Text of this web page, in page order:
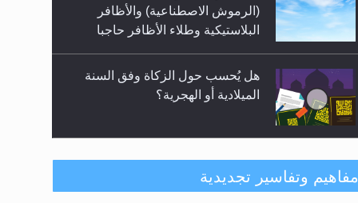
(الرموش الاصطناعية) والأظافر
البلاستيكية وطلاء الأظافر حاجبا
هل يُحسب حول الزكاة وفق السنة
الميلادية أو الهجرية؟
هل يجوز فتح مشروع كوافير نسائي
للمحجبات وغير المحجبات؟مفاهيم وتفاسير تجديدية